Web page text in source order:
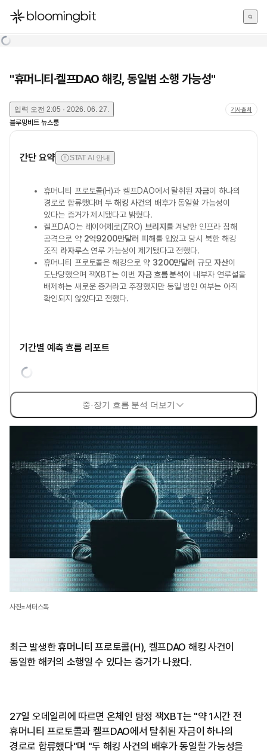
한국어
"휴머니티·켈프DAO 해킹, 동일범 소행 가능성"
입력 오전 2:05 · 2026. 06. 27. 기사출처
블루밍비트 뉴스룸
간단 요약 STAT AI 안내
휴머니티 프로토콜(H)과 켈프DAO에서 탈취된자금이 하나의
경로로 합류했다며 두해킹 사건의 배후가 동일할 가능성이
있다는 증거가 제시됐다고 밝혔다.
켈프DAO는 레이어제로(ZRO) 브리지 를 겨냥한 인프라 침해
공격으로 약 2억9200만달러 피해를 입었고 당시 북한 해킹
조직 라자루스연루 가능성이 제기됐다고 전했다.
휴머니티 프로토콜은 해킹으로 약 3200만달러 규모 자산이
도난당했으며 잭XBT는 이번 자금 흐름 분석이 내부자 연루설을
배제하는 새로운 증거라고 주장했지만 동일 범인 여부는 아직
확인되지 않았다고 전했다.
기간별 예측 흐름 리포트
중·장기 흐름 분석 더보기
사진=셔터스톡
최근 발생한 휴머니티 프로토콜(H), 켈프DAO 해킹 사건이
동일한 해커의 소행일 수 있다는 증거가 나왔다.
27일 오데일리에 따르면 온체인 탐정 잭XBT는 "약 1시간 전
휴머니티 프로토콜과 켈프DAO에서 탈취된 자금이 하나의
경로로 합류했다"며 "두 해킹 사건의 배후가 동일할 가능성을